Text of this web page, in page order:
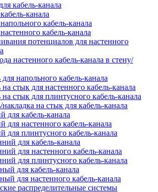
кабель-канала
канала
кабель-канала
кабель-канала
потенциалов для настенного
настенного кабель-канала в стену/
напольного кабель-канала
стык для настенного кабель-канала
стык для плинтусного кабель-канала
на стык для кабель-канала
для кабель-канала
для настенного кабель-канала
для плинтусного кабель-канала
для кабель-канала
для настенного кабель-канала
для плинтусного кабель-канала
для кабель-канала
для настенного кабель-канала